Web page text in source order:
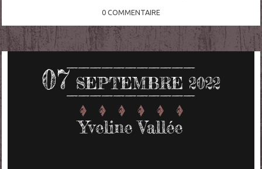
0 COMMENTAIRE
07 SEPTEMBRE 2022
Yveline Vallée